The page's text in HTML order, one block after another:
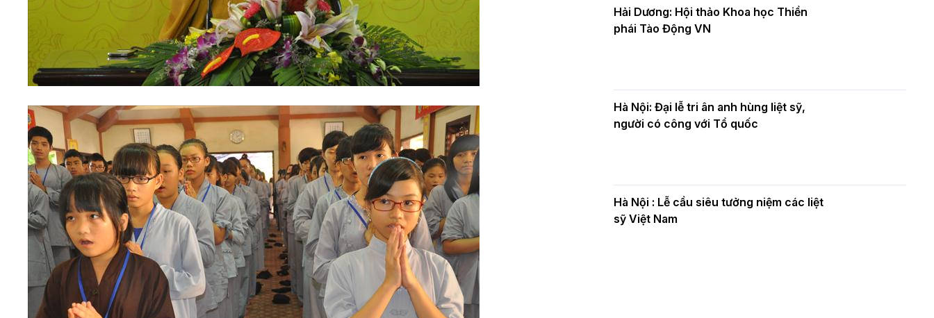
Hải Dương: Hội thảo Khoa học Thiền
phái Tào Động VN
Hà Nội: Đại lễ tri ân anh hùng liệt sỹ,
người có công với Tổ quốc
Hà Nội : Lễ cầu siêu tưởng niệm các liệt
sỹ Việt Nam